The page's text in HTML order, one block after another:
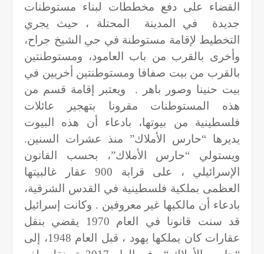
القضاء على دفع مخططات لبناء مستوطنات
جديدة
في المدينة
المحتلة ، حيث يجري
التخطيط لإقامة مستوطنة في حي الشيخ جراح،
وأخرى بالقرب من باب العامود، ومستوطنتين
بالقرب من بيت صفافا ومستوطنتين أخريين في
بيت حنينا وصور باهر .
ويعتبر إقامة قسم من
هذه المستوطنات مقرونا بتهجير عائلات
فلسطينية من بيوتها، بادعاء أن هذه البيوت
يديرها “حارس الأملاك” منذ عشرات السنين.
ويستولي “حارس الأملاك”، بحسب القانون
الإسرائيلي ، على قرابة 900 عقار غالبيتها
العظمى بملكية فلسطينية في القدس الشرقية،
بادعاء أن مالكيها غير معروفين . وكانت إسرائيل
قد سنت قانونا في العام 1970 يقضي بنقل
عقارات كان يملكها يهود ، قبل العام 1948، إلى